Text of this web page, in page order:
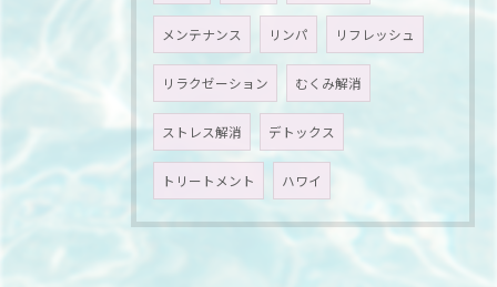
メンテナンス リンパ リフレッシュ
リラクゼーション むくみ解消
ストレス解消 デトックス
トリートメント ハワイ